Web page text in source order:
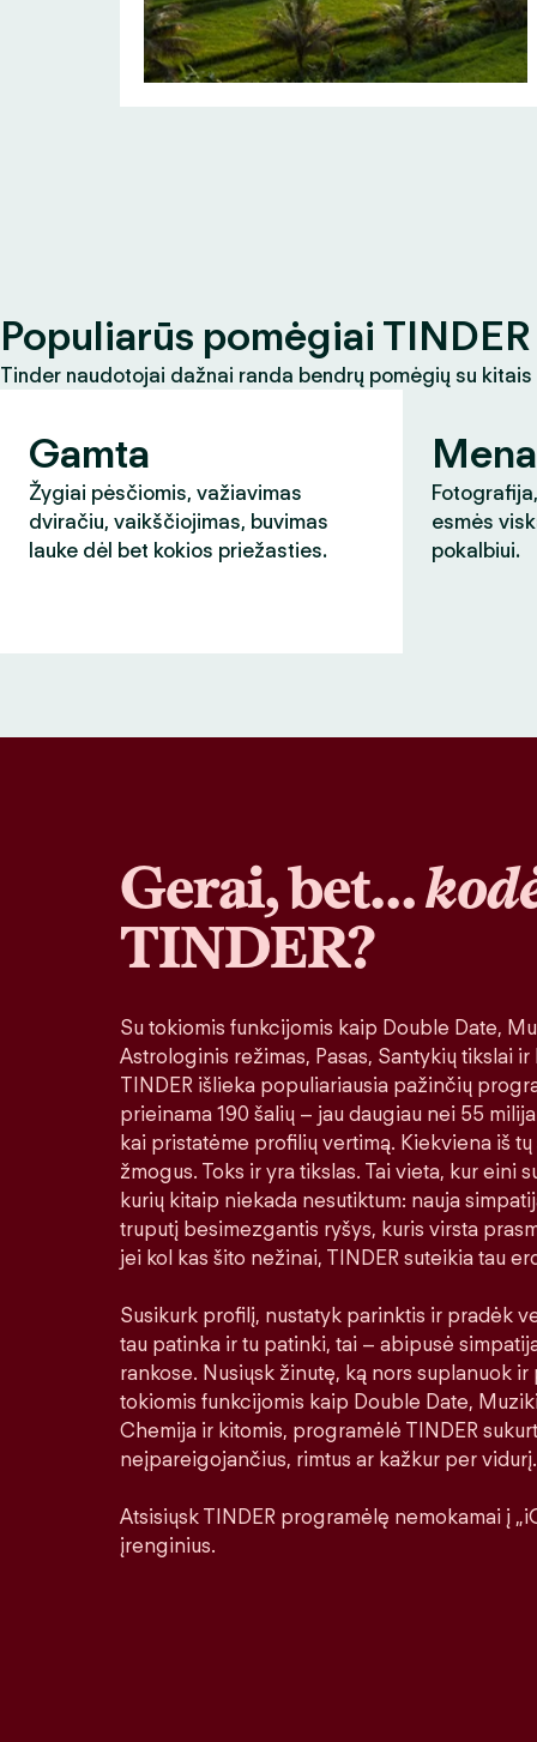
Populiarūs pomėgiai
Tinder naudotojai dažnai randa bendrų pomėgių su
Gamta
Žygiai pėsčiomis, važiavimas
dviračiu, vaikščiojimas, buvimas
lauke dėl bet kokios priežasties.
esmės
pokalbiui.
Gerai, bet…
TINDER?
Su tokiomis funkcijomis kaip Double Date,
Astrologinis režimas, Pasas, Santykių tikslai
TINDER išlieka populiariausia pažinčių
prieinama 190 šalių – jau daugiau nei 55
kai pristatėme profilių vertimą. Kiekviena iš
žmogus. Toks ir yra tikslas. Tai vieta, kur eini
kurių kitaip niekada nesutiktum: nauja
truputį besimezgantis ryšys, kuris virsta
jei kol kas šito nežinai, TINDER suteikia tau
Susikurk profilį, nustatyk parinktis ir pradėk
tau patinka ir tu patinki, tai – abipusė
rankose. Nusiųsk žinutę, ką nors suplanuok ir
tokiomis funkcijomis kaip Double Date,
Chemija ir kitomis, programėlė TINDER
neįpareigojančius, rimtus ar kažkur per vidurį.
Atsisiųsk TINDER programėlę nemokamai į
įrenginius.